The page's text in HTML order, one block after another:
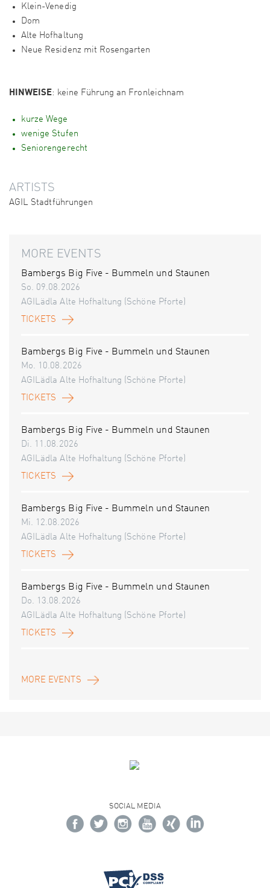
Klein-Venedig
Dom
Alte Hofhaltung
Neue Residenz mit Rosengarten
HINWEISE: keine Führung an Fronleichnam
kurze Wege
wenige Stufen
Seniorengerecht
ARTISTS
AGIL Stadtführungen
MORE EVENTS
Bambergs Big Five - Bummeln und Staunen
So. 09.08.2026
AGILädla Alte Hofhaltung (Schöne Pforte)
TICKETS
Bambergs Big Five - Bummeln und Staunen
Mo. 10.08.2026
AGILädla Alte Hofhaltung (Schöne Pforte)
TICKETS
Bambergs Big Five - Bummeln und Staunen
Di. 11.08.2026
AGILädla Alte Hofhaltung (Schöne Pforte)
TICKETS
Bambergs Big Five - Bummeln und Staunen
Mi. 12.08.2026
AGILädla Alte Hofhaltung (Schöne Pforte)
TICKETS
Bambergs Big Five - Bummeln und Staunen
Do. 13.08.2026
AGILädla Alte Hofhaltung (Schöne Pforte)
TICKETS
MORE EVENTS
SOCIAL MEDIA